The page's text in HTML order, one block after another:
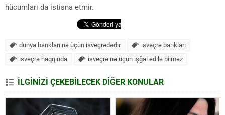
hücumları da istisna etmir.
dünya bankları nə üçün isveçrədədir
isveçrə bankları
isveçrə haqqında
isveçrə nə üçün işğal edilə bilməz
İLGİNİZİ ÇEKEBİLECEK DİĞER KONULAR